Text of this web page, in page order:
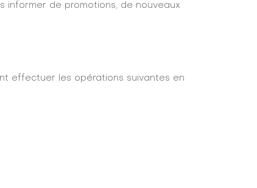
informer de promotions, de nouveaux
effectuer les opérations suivantes en